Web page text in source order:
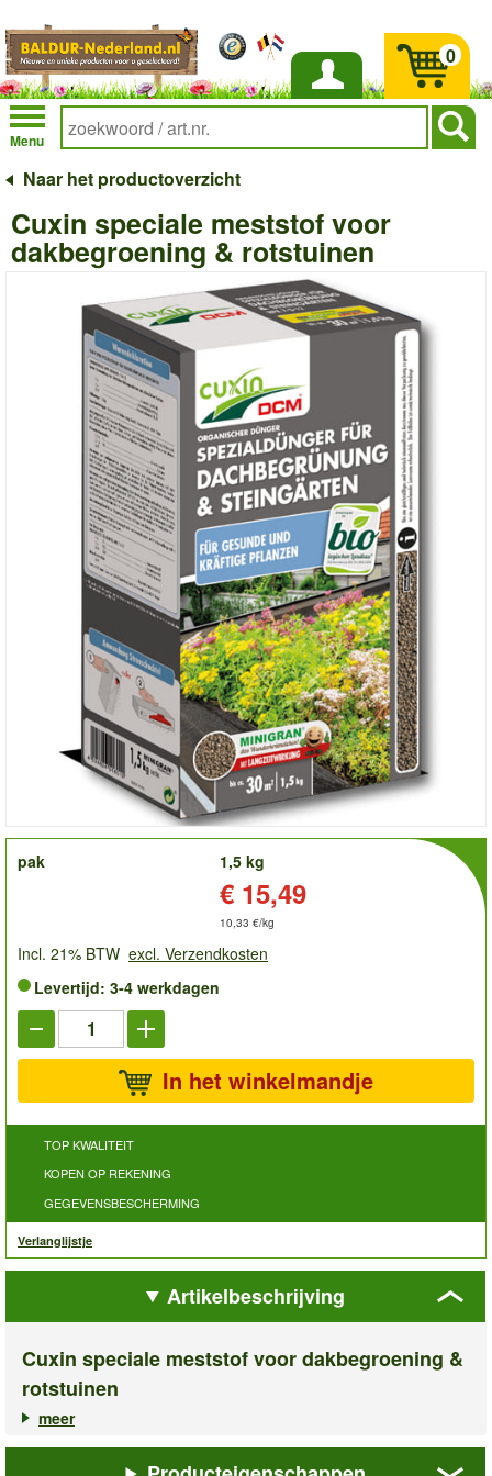
Inloggen
Menu
0
Naar het productoverzicht
Cuxin speciale meststof voor
dakbegroening & rotstuinen
order
pak
1,5 kg
€ 15,49
10,33 €/kg
Incl. 21% BTW excl. Verzendkosten
Levertijd: 3-4 werkdagen
In het winkelmandje
TOP KWALITEIT
KOPEN OP REKENING
GEGEVENSBESCHERMING
Verlanglijstje
Artikelbeschrijving
Cuxin speciale meststof voor dakbegroening &
rotstuinen
✓ Voor dakbegroening, rotstuinen & sedumplanten
✓ Langdurig effect tot wel 100 dagen
✓ Biologische, kaliumrijke meststof
meer